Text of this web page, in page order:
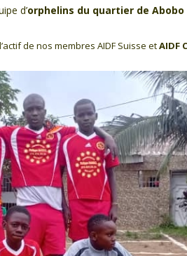
d’orphelins du quartier de Abobo
de nos membres AIDF Suisse etAIDF